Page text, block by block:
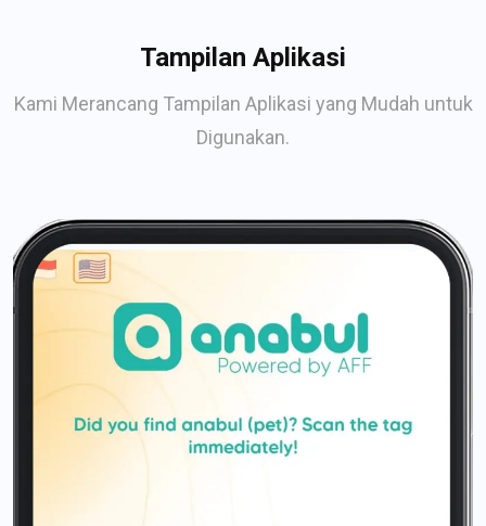
Tampilan Aplikasi
Kami Merancang Tampilan Aplikasi yang Mudah untuk
Digunakan.